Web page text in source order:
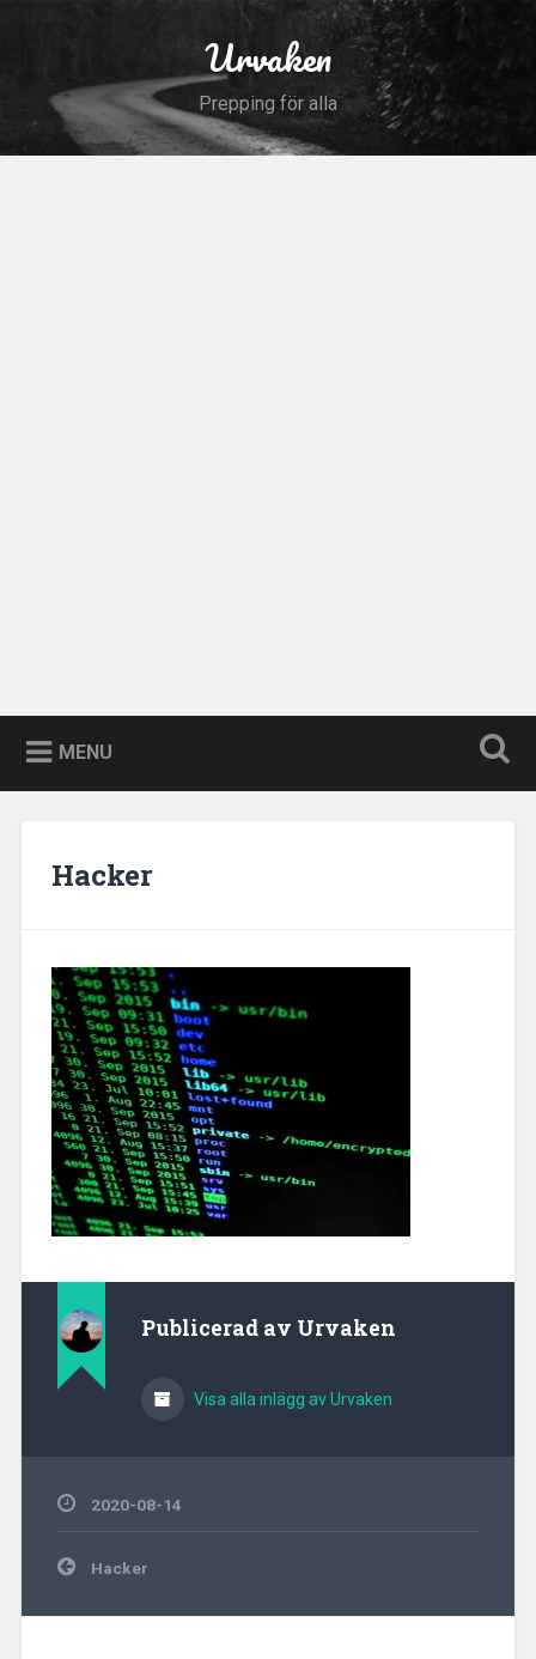
Urvaken
Prepping för alla
MENU
Hacker
Publicerad av Urvaken
Visa alla inlägg av Urvaken
2020-08-14
Inläggsnavigering
Hacker